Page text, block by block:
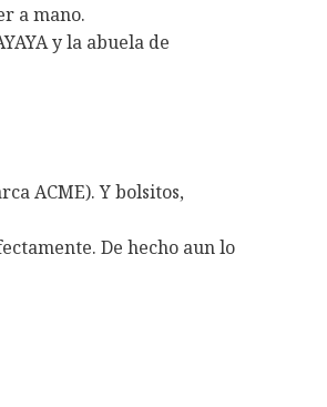
a mano.
y la abuela de
ACME). Y bolsitos,
De hecho aun lo